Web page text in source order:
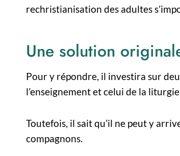
rechristianisation des adultes
Une solution
Pour y répondre, il investira sur
l’enseignement et celui de la
Toutefois, il sait qu’il ne peut y
compagnons.